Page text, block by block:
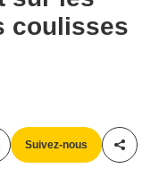
coulisses
Suivez-nous